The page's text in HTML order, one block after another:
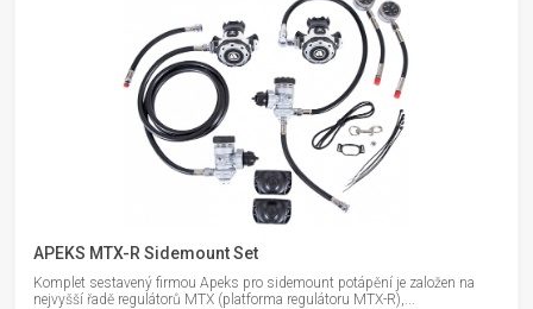
APEKS MTX-R Sidemount Set
Komplet sestavený firmou Apeks pro sidemount potápění je založen na
nejvyšší řadě regulátorů MTX (platforma regulátoru MTX-R),...